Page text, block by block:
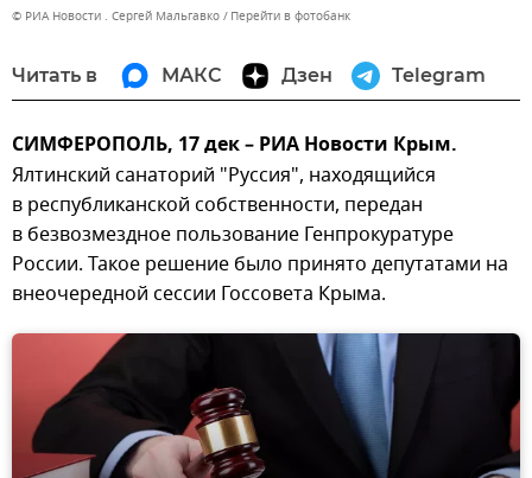
© РИА Новости . Сергей Мальгавко Перейти в фотобанк
Читать в МАКС Дзен Telegram
СИМФЕРОПОЛЬ, 17 дек – РИА Новости Крым.
Ялтинский санаторий "Руссия", находящийся
в республиканской собственности, передан
в безвозмездное пользование Генпрокуратуре
России. Такое решение было принято депутатами на
внеочередной сессии Госсовета Крыма.